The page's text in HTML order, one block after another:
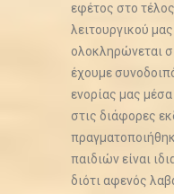
εφέτος στο
λειτουργικού
ολοκληρώνεται
έχουμε
ενορίας μας
στις διάφορες
παιδιών είναι
διότι αφενός